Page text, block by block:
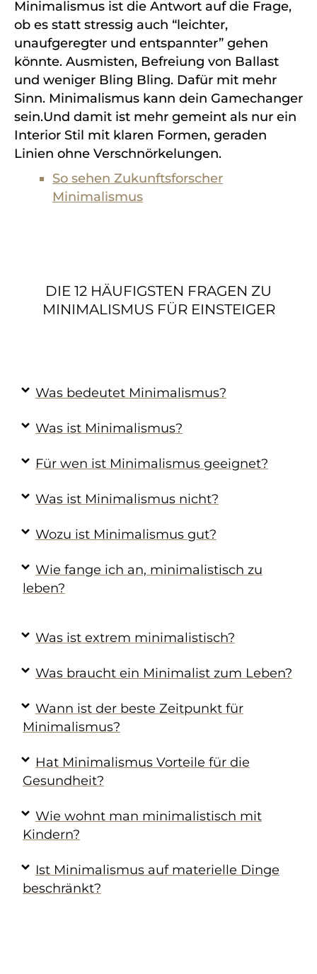
Minimalismus ist die Antwort auf die Frage,
ob es statt stressig auch “leichter,
unaufgeregter und entspannter” gehen
könnte. Ausmisten, Befreiung von Ballast
und weniger Bling Bling. Dafür mit mehr
Sinn. Minimalismus kann dein Gamechanger
sein.Und damit ist mehr gemeint als nur ein
Interior Stil mit klaren Formen, geraden
Linien ohne Verschnörkelungen.
So sehen Zukunftsforscher
Minimalismus
DIE 12 HÄUFIGSTEN FRAGEN ZU
MINIMALISMUS FÜR EINSTEIGER
Was bedeutet Minimalismus?
Was ist Minimalismus?
Für wen ist Minimalismus geeignet?
Was ist Minimalismus nicht?
Wozu ist Minimalismus gut?
Wie fange ich an, minimalistisch zu
leben?
Was ist extrem minimalistisch?
Was braucht ein Minimalist zum Leben?
Wann ist der beste Zeitpunkt für
Minimalismus?
Hat Minimalismus Vorteile für die
Gesundheit?
Wie wohnt man minimalistisch mit
Kindern?
Ist Minimalismus auf materielle Dinge
beschränkt?